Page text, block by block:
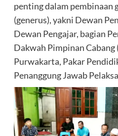
penting dalam pembinaan
(generus), yakni Dewan
Dewan Pengajar, bagian
Dakwah Pimpinan Cabang
Purwakarta, Pakar
Penanggung Jawab